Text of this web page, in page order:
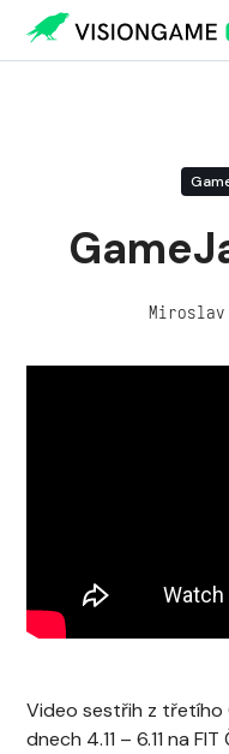
Video sestřih z třetího
dnech 4.11 – 6.11 na